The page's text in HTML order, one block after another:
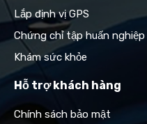
Lắp định vị GPS
Chứng chỉ tập huấn
Khám sức khỏe
Hỗ trợ khách hàng
Chính sách bảo mật